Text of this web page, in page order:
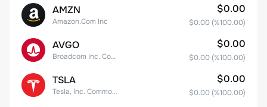
AMZN
Amazon.Com Inc
$0.00
$0.00 (%100.00)
AVGO
Broadcom Inc. Common Stock
$0.00
$0.00 (%100.00)
TSLA
Tesla, Inc. Common Stock
$0.00
$0.00 (%100.00)